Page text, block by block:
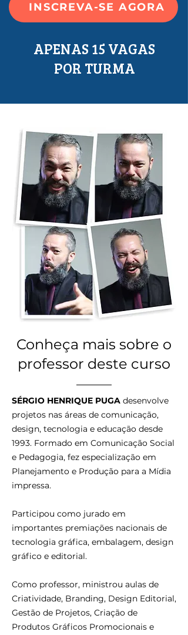
INSCREVA-SE AGORA
APENAS 15 VAGAS
POR TURMA
Conheça mais sobre o
professor deste curso
SÉRGIO HENRIQUE PUGA desenvolve
projetos nas áreas de comunicação,
design, tecnologia e educação desde
1993. Formado em Comunicação Social
e Pedagogia, fez especialização em
Planejamento e Produção para a Mídia
impressa.
Participou como jurado em
importantes premiações nacionais de
tecnologia gráfica, embalagem, design
gráfico e editorial.
Como professor, ministrou aulas de
Criatividade, Branding, Design Editorial,
Gestão de Projetos, Criação de
Produtos Gráficos Promocionais e